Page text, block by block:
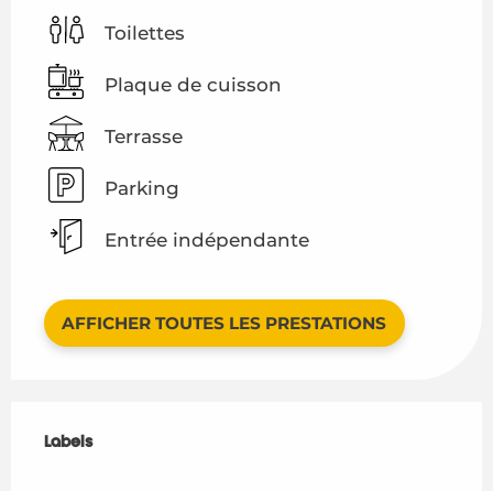
Toilettes
Plaque de cuisson
Terrasse
Parking
Entrée indépendante
AFFICHER TOUTES LES PRESTATIONS
Labels
Labels